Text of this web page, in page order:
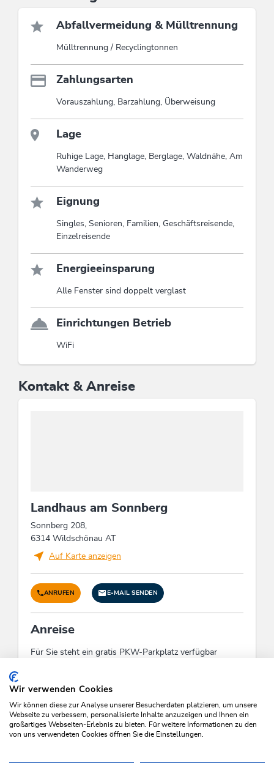
Abfallvermeidung & Mülltrennung
Mülltrennung / Recyclingtonnen
Zahlungsarten
Vorauszahlung, Barzahlung, Überweisung
Lage
Ruhige Lage, Hanglage, Berglage, Waldnähe, Am
Wanderweg
Eignung
Singles, Senioren, Familien, Geschäftsreisende,
Einzelreisende
Energieeinsparung
Alle Fenster sind doppelt verglast
Einrichtungen Betrieb
WiFi
Kontakt & Anreise
Landhaus am Sonnberg
Sonnberg 208,
6314 Wildschönau AT
Auf Karte anzeigen
ANRUFEN E-MAIL SENDEN
Anreise
Für Sie steht ein gratis PKW-Parkplatz verfügbar
Check-Out:
05:00 - 10:00
Wir verwenden Cookies
Wir können diese zur Analyse unserer Besucherdaten platzieren, um unsere
Webseite zu verbessern, personalisierte Inhalte anzuzeigen und Ihnen ein
großartiges Webseiten-Erlebnis zu bieten. Für weitere Informationen zu den
von uns verwendeten Cookies öffnen Sie die Einstellungen.